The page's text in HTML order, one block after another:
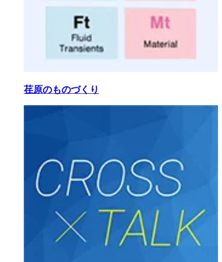
荏原のものづくり